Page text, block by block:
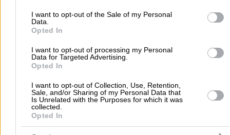
I want to opt-out of the Sale of my Personal
Data.
Opted In
I want to opt-out of processing my Personal
Data for Targeted Advertising.
Opted In
I want to opt-out of Collection, Use, Retention,
Sale, and/or Sharing of my Personal Data that
Is Unrelated with the Purposes for which it was
collected.
Opted In
> Νομός ΠΕΛΛΑΣ > Σκύδρα > Ιατροί > Οδοντίατροι
Συμεωνίδης Ιωάννης Ε.
Δημοφιλείς Αναζητήσεις
Μετακομίσεις & Μεταφορές
Ψυχολόγοι Παιδικοί Σταθμοί Οδοντίατροι
Συνεργεία Αυτοκινήτων
Υδραυλικοί - Υδραυλικές Εγκαταστάσεις
περισσότερα >>